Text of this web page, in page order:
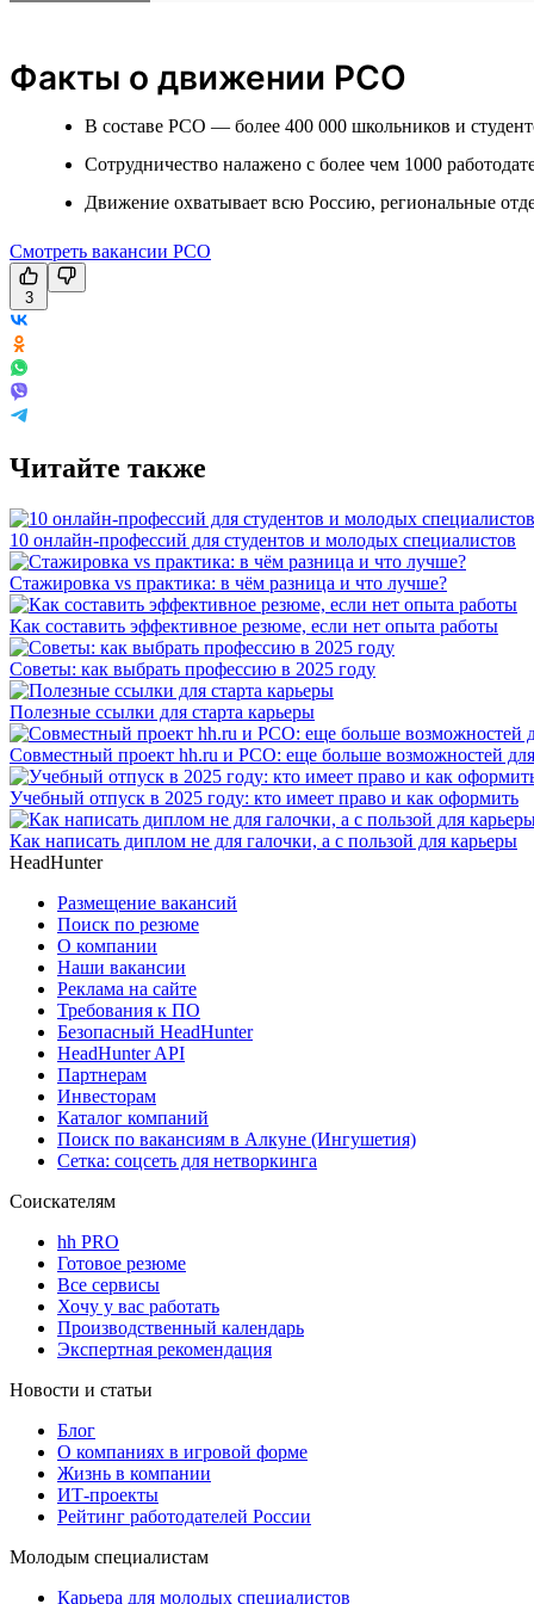
Факты о движении РСО
В составе РСО — более 400 000 школьников и
Сотрудничество налажено с более чем 1000
Движение охватывает всю Россию, региональные
Смотреть вакансии РСО
3
Читайте также
10 онлайн-профессий для студентов и молодых специалистов
Стажировка vs практика: в чём разница и что лучше?
Как составить эффективное резюме, если нет опыта работы
Советы: как выбрать профессию в 2025 году
Полезные ссылки для старта карьеры
Совместный проект hh.ru и РСО: еще больше возможностей
Учебный отпуск в 2025 году: кто имеет право и как оформить
Как написать диплом не для галочки, а с пользой для карьеры
HeadHunter
Размещение вакансий
Поиск по резюме
О компании
Наши вакансии
Реклама на сайте
Требования к ПО
Безопасный HeadHunter
HeadHunter API
Партнерам
Инвесторам
Каталог компаний
Поиск по вакансиям в Алкуне (Ингушетия)
Сетка: соцсеть для нетворкинга
Соискателям
hh PRO
Готовое резюме
Все сервисы
Хочу у вас работать
Производственный календарь
Экспертная рекомендация
Новости и статьи
Блог
О компаниях в игровой форме
Жизнь в компании
ИТ-проекты
Рейтинг работодателей России
Молодым специалистам
Карьера для молодых специалистов